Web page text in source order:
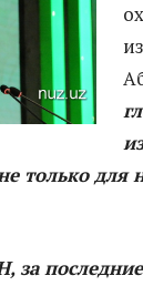
только для
за